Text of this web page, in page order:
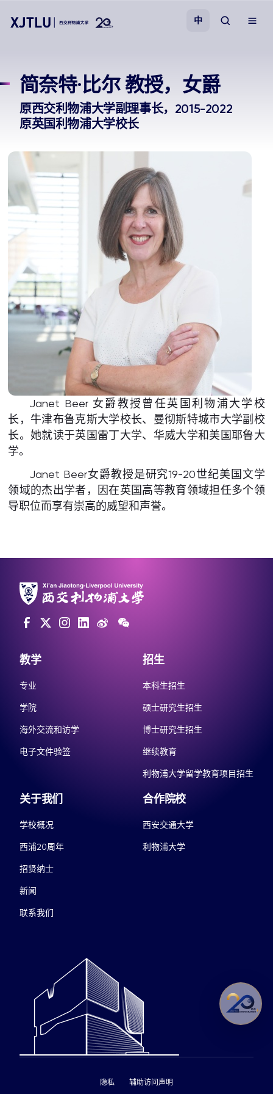
招生
学院
校园生活
中
简奈特·比尔 教授，女爵
原西交利物浦大学副理事长，2015-2022
原英国利物浦大学校长
Janet Beer 女爵教授曾任英国利物浦大学校
长，牛津布鲁克斯大学校长、曼彻斯特城市大学副校
长。她就读于英国雷丁大学、华威大学和美国耶鲁大
学。
Janet Beer女爵教授是研究19-20世纪美国文学
领域的杰出学者，因在英国高等教育领域担任多个领
导职位而享有崇高的威望和声誉。
教学
专业
学院
海外交流和访学
电子文件验签
招生
本科生招生
硕士研究生招生
博士研究生招生
继续教育
利物浦大学留学教育项目招生
关于我们
学校概况
西浦20周年
招贤纳士
新闻
联系我们
合作院校
西安交通大学
利物浦大学
隐私 辅助访问声明